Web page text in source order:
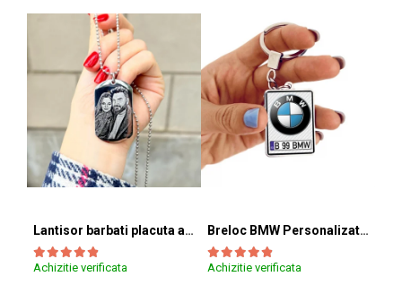
Lantisor barbati placuta army (inox)
Achizitie verificata
Breloc BMW Personalizat cu Marca si Numarul Masinii
Achizitie verificata